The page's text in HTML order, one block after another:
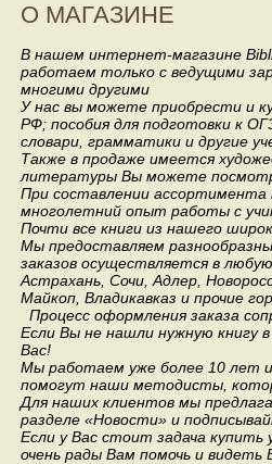
О МАГАЗИНЕ
В нашем интернет-магазине
работаем только с ведущими
многими другими
У нас вы можете приобрести и
РФ; пособия для подготовки к
словари, грамматики и другие
Также в продаже имеется
литературы Вы можете
При составлении
многолетний опыт работы с
Почти все книги из нашего
Мы предоставляем
заказов осуществляется в
Астрахань, Сочи, Адлер,
Майкоп, Владикавказ и прочие
Процесс оформления заказа
Если Вы не нашли нужную книгу
Вас!
Мы работаем уже более 10 лет и
помогут наши методисты,
Для наших клиентов мы
разделе «Новости» и
Если у Вас стоит задача купить
очень рады Вам помочь и